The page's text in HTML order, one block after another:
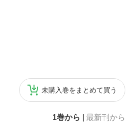
未購入巻をまとめて買う
1巻から 最新刊から